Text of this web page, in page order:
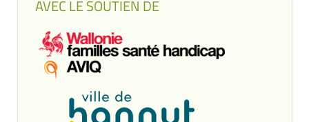
AVEC LE SOUTIEN DE